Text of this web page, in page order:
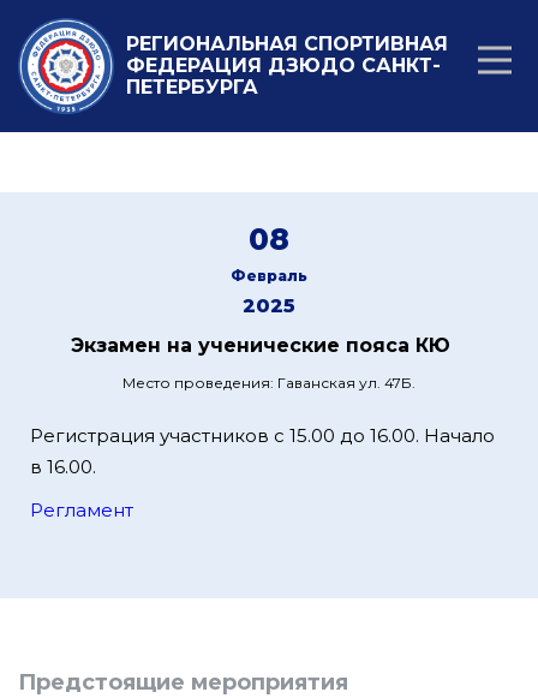
РЕГИОНАЛЬНАЯ СПОРТИВНАЯ
ФЕДЕРАЦИЯ ДЗЮДО САНКТ-
ПЕТЕРБУРГА
08
Февраль
2025
Экзамен на ученические пояса КЮ
Место проведения: Гаванская ул. 47Б.
Регистрация участников с 15.00 до 16.00. Начало
в 16.00.
Регламент
Предстоящие мероприятия